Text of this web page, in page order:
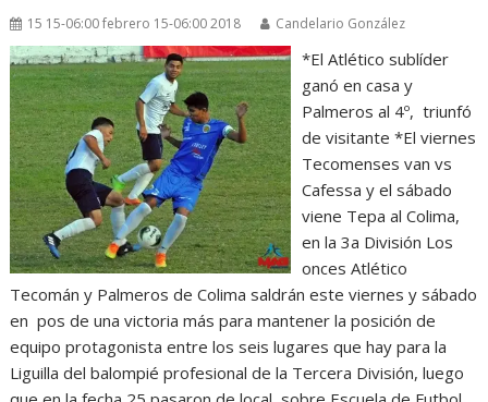
15 15-06:00 febrero 15-06:00 2018 Candelario González
*El Atlético sublíder
ganó en casa y
Palmeros al 4º, triunfó
de visitante *El viernes
Tecomenses van vs
Cafessa y el sábado
viene Tepa al Colima,
en la 3a División Los
onces Atlético
Tecomán y Palmeros de Colima saldrán este viernes y sábado
en pos de una victoria más para mantener la posición de
equipo protagonista entre los seis lugares que hay para la
Liguilla del balompié profesional de la Tercera División, luego